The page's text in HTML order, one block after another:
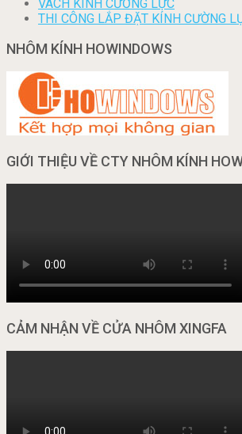
VÁCH KÍNH CƯỜNG LỰC
THI CÔNG LẮP ĐẶT KÍNH CƯỜNG
NHÔM KÍNH HOWINDOWS
GIỚI THIỆU VỀ CTY NHÔM KÍNH
CẢM NHẬN VỀ CỬA NHÔM XINGFA